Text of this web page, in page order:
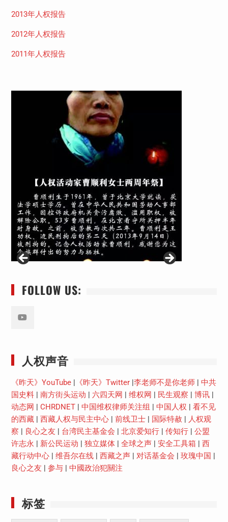
2013年人权报告
2012年人权报告
2011年人权报告
FOLLOW US:
人权声音
《昨天》YouTube| 《昨天》Twitter| 李老师不是你老师| 中共
国史料| 南方街头运动 六四天网 维权网 民生观察 博讯|
动态网
CHRDNET| 中国维权律师关注组 中国人权
看不见
的西藏| 西藏人权与民主中心| 前线卫士| 国际特赦
人权观
察
良心之友 台湾民主基金会 北京爱知行| 传知行| 公盟
许志永
新公民运动 独立媒体| 全球之声| 安全工具箱
西
藏行动中心| 维吾尔在线| 西藏之声| 对话基金会 玫瑰中国
良心之友
参与| 中國政治犯關注
标签